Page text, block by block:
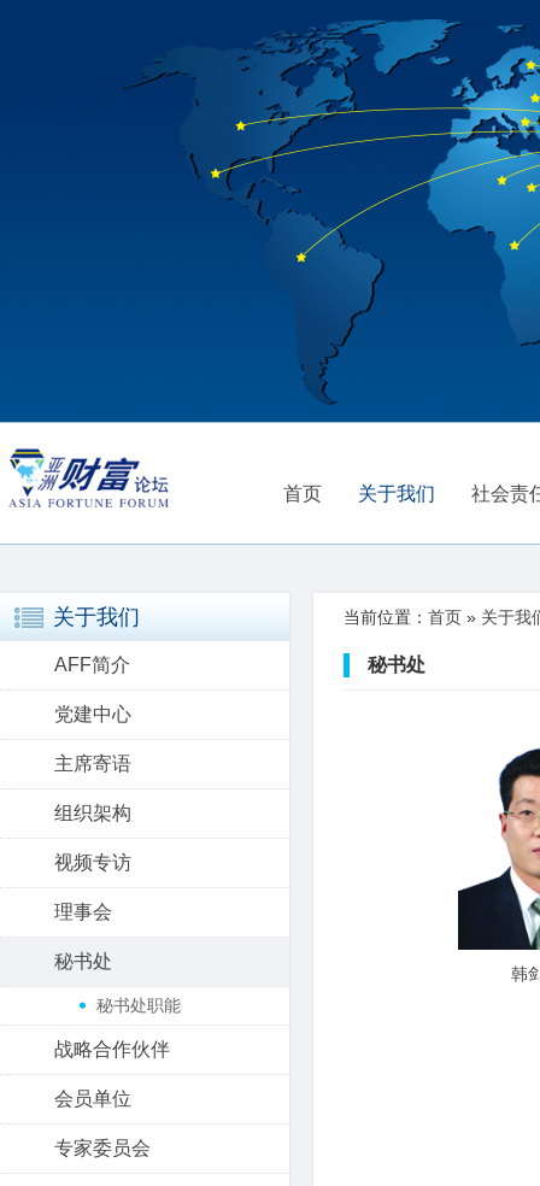
首页 关于我们 社会责
关于我们
AFF简介
党建中心
主席寄语
组织架构
视频专访
理事会
秘书处
秘书处职能
战略合作伙伴
会员单位
专家委员会
当前位置： 首页 » 关于我
秘书处
韩